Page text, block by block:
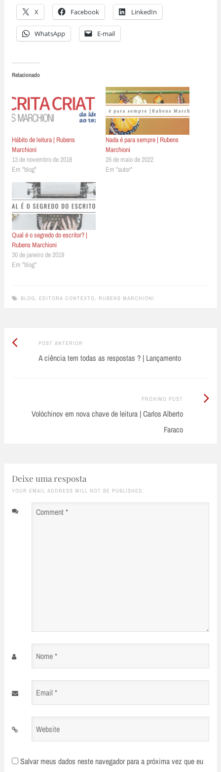
X Facebook LinkedIn
WhatsApp E-mail
Relacionado
Hábito de leitura | Rubens
Marchioni
13 de novembro de 2018
Em "blog"
Nada é para sempre | Rubens
Marchioni
26 de maio de 2022
Em "autor"
Qual é o segredo do escritor? |
Rubens Marchioni
30 de janeiro de 2019
Em "blog"
BLOG EDITORA CONTEXTO RUBENS MARCHIONI
Post
navigation
POST ANTERIOR
Anterior:
A ciência tem todas as respostas ? | Lançamento
PRÓXIMO POST
Volóchinov em nova chave de leitura | Carlos Alberto
Faraco
Próximo
Deixe uma resposta
YOUR EMAIL ADDRESS WILL NOT BE PUBLISHED.
Comment
Nome
Email
Website
Salvar meus dados neste navegador para a próxima vez que eu